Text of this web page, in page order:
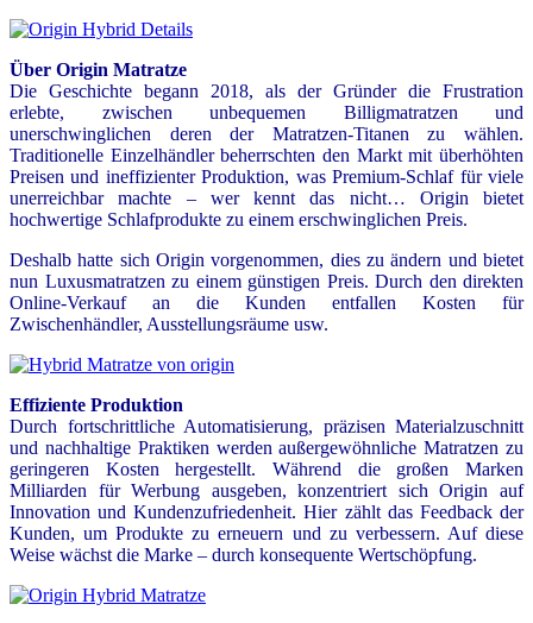
Über Origin Matratze
Die Geschichte begann 2018, als der Gründer die Frustration
erlebte, zwischen unbequemen Billigmatratzen und
unerschwinglichen deren der Matratzen-Titanen zu wählen.
Traditionelle Einzelhändler beherrschten den Markt mit überhöhten
Preisen und ineffizienter Produktion, was Premium-Schlaf für viele
unerreichbar machte – wer kennt das nicht… Origin bietet
hochwertige Schlafprodukte zu einem erschwinglichen Preis.
Deshalb hatte sich Origin vorgenommen, dies zu ändern und bietet
nun Luxusmatratzen zu einem günstigen Preis. Durch den direkten
Online-Verkauf an die Kunden entfallen Kosten für
Zwischenhändler, Ausstellungsräume usw.
Effiziente Produktion
Durch fortschrittliche Automatisierung, präzisen Materialzuschnitt
und nachhaltige Praktiken werden außergewöhnliche Matratzen zu
geringeren Kosten hergestellt. Während die großen Marken
Milliarden für Werbung ausgeben, konzentriert sich Origin auf
Innovation und Kundenzufriedenheit. Hier zählt das Feedback der
Kunden, um Produkte zu erneuern und zu verbessern. Auf diese
Weise wächst die Marke – durch konsequente Wertschöpfung.